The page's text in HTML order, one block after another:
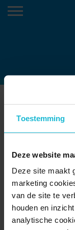
Toestemming
Deze website
Deze site maakt
marketing
van de site te
houden en
analytische